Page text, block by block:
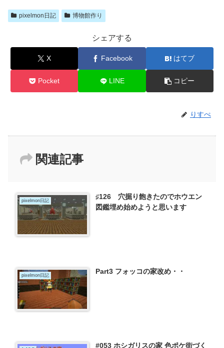
pixelmon日記 博物館作り
シェアする
X Facebook はてブ
Pocket LINE コピー
りすぺ
関連記事
pixelmon日記
♯126 穴掘り飽きたのでホウエン
図鑑埋め始めようと思います
pixelmon日記 Part3 フォッコの家改め・・
#053 ホシガリスの家 色ポケ街づく